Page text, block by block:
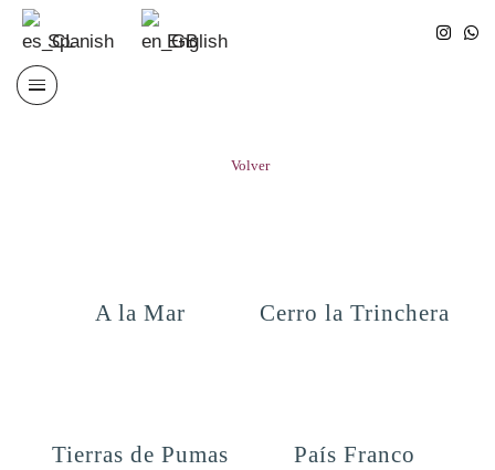
Saltar
al
Spanish English
Volver
A la Mar Cerro la Trinchera
Tierras de Pumas País Franco